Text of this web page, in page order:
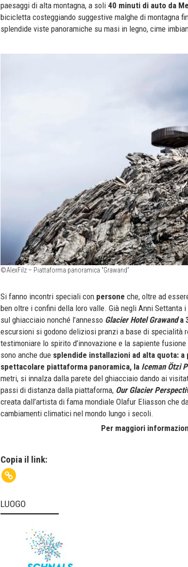
paesaggi di alta montagna, a soli 40 minuti di auto da
bicicletta costeggiando suggestive malghe di montagna
splendide viste panoramiche su masi in legno, cime
©AlexFilz – Piattaforma panoramica “Grawand”
Si fanno incontri speciali con persone che, oltre ad
ben oltre i confini della loro valle. Già negli Anni
sul ghiacciaio nonché l’annesso Glacier Hotel Grawanda
escursioni si godono deliziosi pranzi a base di specialità
testimoniare lo spirito d’innovazione e la sapiente
sono anche due splendide installazioni ad alta quota:
spettacolare piattaforma panoramica, la Iceman Ötzi
metri, si innalza dalla parete del ghiacciaio dando ai
passi di distanza dalla piattaforma, Our Glacier
creata dall’artista di fama mondiale Olafur Eliasson che
cambiamenti climatici nel mondo lungo i secoli.
Per maggiori
Copia il link:
LUOGO